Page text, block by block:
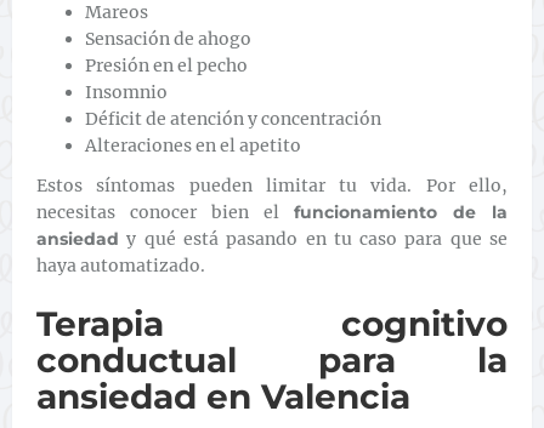
Mareos
Sensación de ahogo
Presión en el pecho
Insomnio
Déficit de atención y concentración
Alteraciones en el apetito
Estos síntomas pueden limitar tu vida. Por ello,
necesitas conocer bien el funcionamiento de la
ansiedad y qué está pasando en tu caso para que se
haya automatizado.
Terapia cognitivo
conductual para la
ansiedad en Valencia